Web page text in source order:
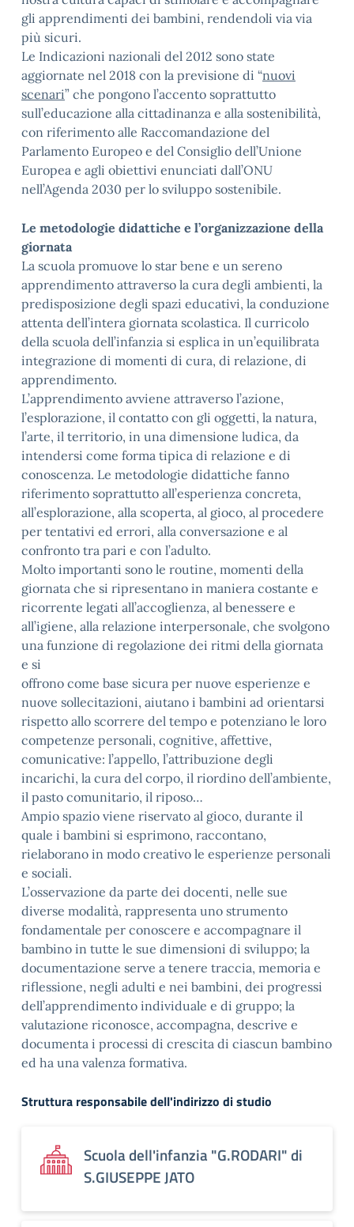
gli apprendimenti dei bambini, rendendoli via via
più sicuri.
Le Indicazioni nazionali del 2012 sono state
aggiornate nel 2018 con la previsione di “nuovi
scenari” che pongono l’accento soprattutto
sull’educazione alla cittadinanza e alla sostenibilità,
con riferimento alle Raccomandazione del
Parlamento Europeo e del Consiglio dell’Unione
Europea e agli obiettivi enunciati dall’ONU
nell’Agenda 2030 per lo sviluppo sostenibile.
Le metodologie didattiche e l’organizzazione della
giornata
La scuola promuove lo star bene e un sereno
apprendimento attraverso la cura degli ambienti, la
predisposizione degli spazi educativi, la conduzione
attenta dell’intera giornata scolastica. Il curricolo
della scuola dell’infanzia si esplica in un’equilibrata
integrazione di momenti di cura, di relazione, di
apprendimento.
L’apprendimento avviene attraverso l’azione,
l’esplorazione, il contatto con gli oggetti, la natura,
l’arte, il territorio, in una dimensione ludica, da
intendersi come forma tipica di relazione e di
conoscenza. Le metodologie didattiche fanno
riferimento soprattutto all’esperienza concreta,
all’esplorazione, alla scoperta, al gioco, al procedere
per tentativi ed errori, alla conversazione e al
confronto tra pari e con l’adulto.
Molto importanti sono le routine, momenti della
giornata che si ripresentano in maniera costante e
ricorrente legati all’accoglienza, al benessere e
all’igiene, alla relazione interpersonale, che svolgono
una funzione di regolazione dei ritmi della giornata
e si
offrono come base sicura per nuove esperienze e
nuove sollecitazioni, aiutano i bambini ad orientarsi
rispetto allo scorrere del tempo e potenziano le loro
competenze personali, cognitive, affettive,
comunicative: l’appello, l’attribuzione degli
incarichi, la cura del corpo, il riordino dell’ambiente,
il pasto comunitario, il riposo…
Ampio spazio viene riservato al gioco, durante il
quale i bambini si esprimono, raccontano,
rielaborano in modo creativo le esperienze personali
e sociali.
L’osservazione da parte dei docenti, nelle sue
diverse modalità, rappresenta uno strumento
fondamentale per conoscere e accompagnare il
bambino in tutte le sue dimensioni di sviluppo; la
documentazione serve a tenere traccia, memoria e
riflessione, negli adulti e nei bambini, dei progressi
dell’apprendimento individuale e di gruppo; la
valutazione riconosce, accompagna, descrive e
documenta i processi di crescita di ciascun bambino
ed ha una valenza formativa.
Struttura responsabile dell'indirizzo di studio
Scuola dell'infanzia "G.RODARI" di
S.GIUSEPPE JATO